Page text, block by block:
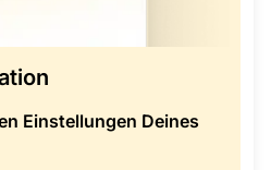
Einstellungen Deines